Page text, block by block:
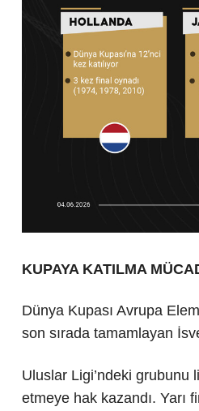
KUPAYA KATILMA
Dünya Kupası Avrupa
son sırada tamamlayan
Uluslar Ligi’ndeki grubunu
etmeye hak kazandı. Yarı